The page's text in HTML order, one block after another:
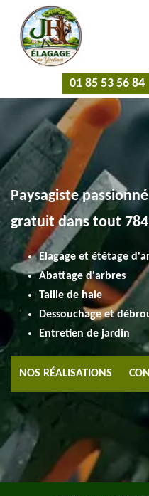
01 85 53 56 84
Paysagiste
gratuit dans tout
Elagage et étêtage
Abattage d'arbres
Taille de haie
Dessouchage et
Entretien de jardin
NOS RÉALISATIONS